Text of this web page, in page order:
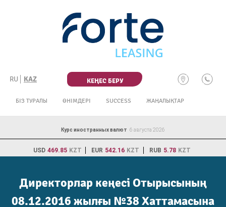
RU KAZ
БІЗ ТУРАЛЫ ӨНІМДЕРІ SUCCESS ЖАҢАЛЫҚТАР
КЕҢЕС БЕРУ
Курс иностранных валют 6 августа 2026
USD 469.85 KZT EUR 542.16 KZT RUB 5.78 KZT
Директорлар кеңесі Отырысының
08.12.2016 жылғы №38 Хаттамасына